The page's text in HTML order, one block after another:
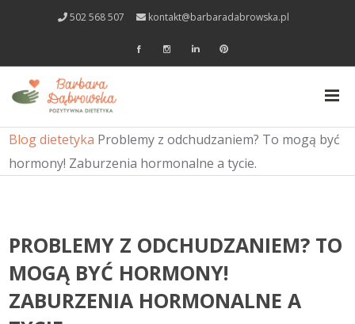
502 568 507 kontakt@barbaradabrowska.pl
Blog dietetyka Problemy z odchudzaniem? To mogą być
hormony! Zaburzenia hormonalne a tycie.
PROBLEMY Z ODCHUDZANIEM? TO
MOGĄ BYĆ HORMONY!
ZABURZENIA HORMONALNE A